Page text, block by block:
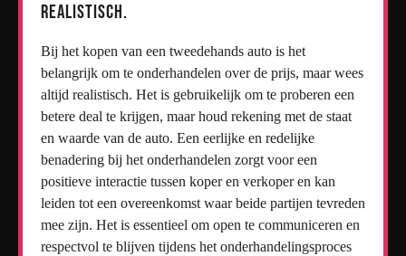
realistisch.
Bij het kopen van een tweedehands auto is het
belangrijk om te onderhandelen over de prijs, maar wees
altijd realistisch. Het is gebruikelijk om te proberen een
betere deal te krijgen, maar houd rekening met de staat
en waarde van de auto. Een eerlijke en redelijke
benadering bij het onderhandelen zorgt voor een
positieve interactie tussen koper en verkoper en kan
leiden tot een overeenkomst waar beide partijen tevreden
mee zijn. Het is essentieel om open te communiceren en
respectvol te blijven tijdens het onderhandelingsproces